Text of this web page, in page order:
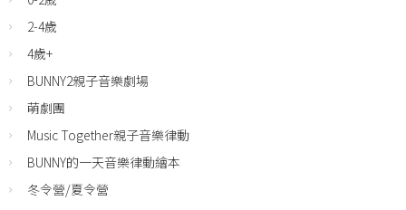
2-4歲
4歲+
BUNNY2親子音樂劇場
萌劇團
Music Together親子音樂律動
BUNNY的一天音樂律動繪本
冬令營/夏令營